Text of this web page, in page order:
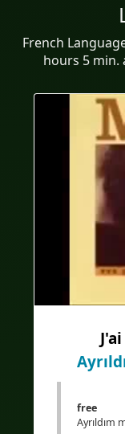
French
hours 5 min.
free
Ayrıldım